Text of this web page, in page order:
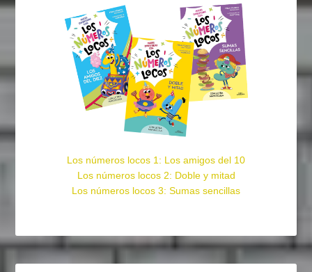
Los números locos 1: Los amigos del 10
Los números locos 2: Doble y mitad
Los números locos 3: Sumas sencillas